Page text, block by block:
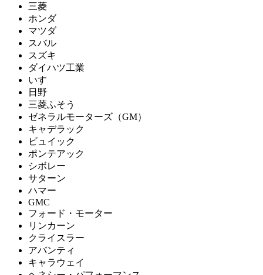
三菱
ホンダ
マツダ
スバル
スズキ
ダイハツ工業
いすゞ
日野
三菱ふそう
ゼネラルモーターズ（GM）
キャデラック
ビュイック
ポンテアック
シボレー
サターン
ハマー
GMC
フォード・モーター
リンカーン
クライスラー
アバンティ
キャラウェイ